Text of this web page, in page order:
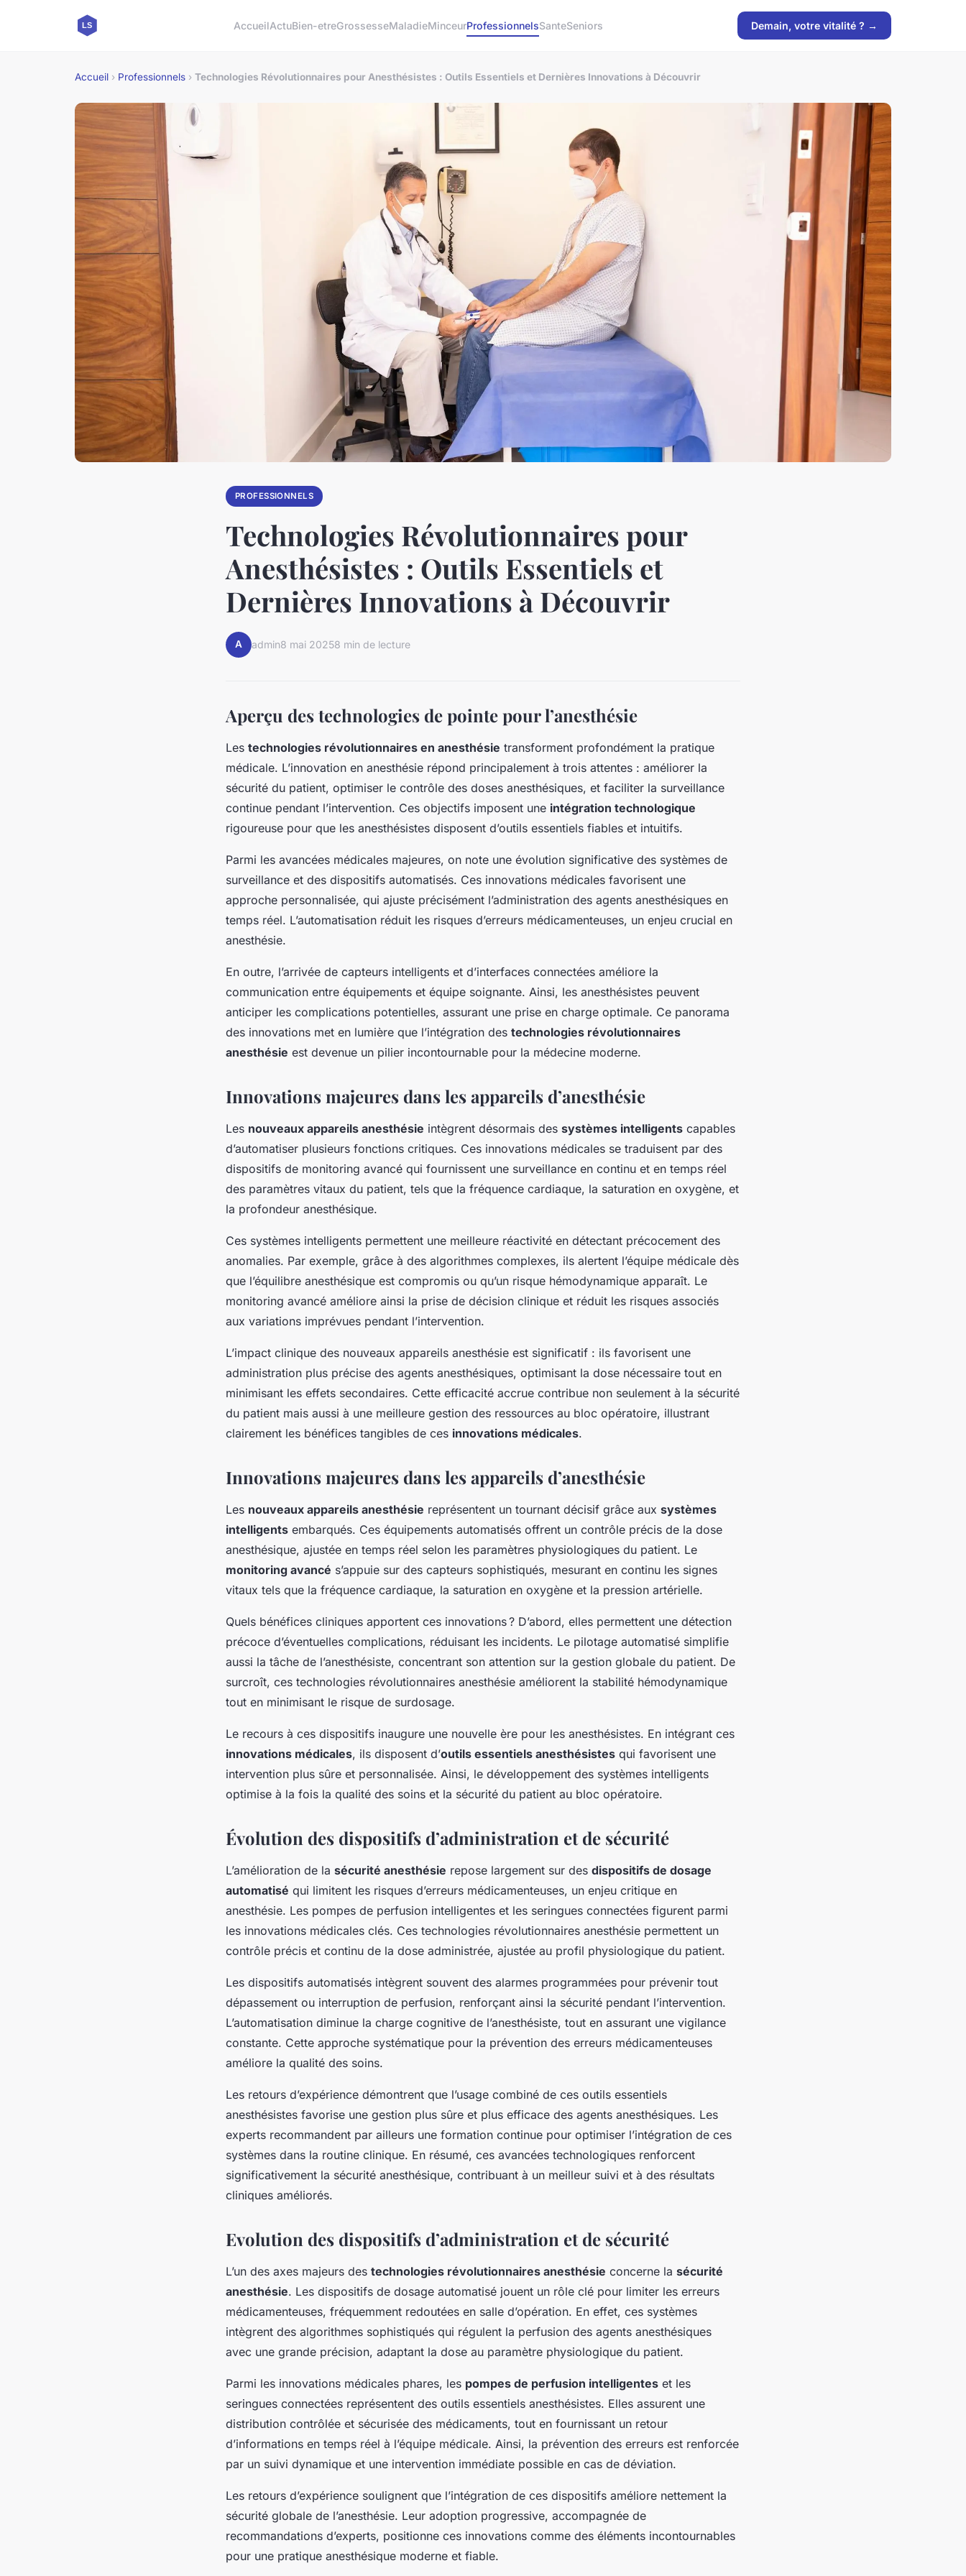
AccueilActuBien-etreGrossesseMaladieMinceurProfessionnelsSanteSeniors Demain, votre vitalité ? →
Accueil › Professionnels › Technologies Révolutionnaires pour Anesthésistes : Outils Essentiels et Dernières Innovations à Découvrir
PROFESSIONNELS
Technologies Révolutionnaires pour
Anesthésistes : Outils Essentiels et
Dernières Innovations à Découvrir
A admin8 mai 20258 min de lecture
Aperçu des technologies de pointe pour l’anesthésie
Les technologies révolutionnaires en anesthésie transforment profondément la pratique
médicale. L’innovation en anesthésie répond principalement à trois attentes : améliorer la
sécurité du patient, optimiser le contrôle des doses anesthésiques, et faciliter la surveillance
continue pendant l’intervention. Ces objectifs imposent une intégration technologique
rigoureuse pour que les anesthésistes disposent d’outils essentiels fiables et intuitifs.
Parmi les avancées médicales majeures, on note une évolution significative des systèmes de
surveillance et des dispositifs automatisés. Ces innovations médicales favorisent une
approche personnalisée, qui ajuste précisément l’administration des agents anesthésiques en
temps réel. L’automatisation réduit les risques d’erreurs médicamenteuses, un enjeu crucial en
anesthésie.
En outre, l’arrivée de capteurs intelligents et d’interfaces connectées améliore la
communication entre équipements et équipe soignante. Ainsi, les anesthésistes peuvent
anticiper les complications potentielles, assurant une prise en charge optimale. Ce panorama
des innovations met en lumière que l’intégration des technologies révolutionnaires
anesthésie est devenue un pilier incontournable pour la médecine moderne.
Innovations majeures dans les appareils d’anesthésie
Les nouveaux appareils anesthésie intègrent désormais des systèmes intelligents capables
d’automatiser plusieurs fonctions critiques. Ces innovations médicales se traduisent par des
dispositifs de monitoring avancé qui fournissent une surveillance en continu et en temps réel
des paramètres vitaux du patient, tels que la fréquence cardiaque, la saturation en oxygène, et
la profondeur anesthésique.
Ces systèmes intelligents permettent une meilleure réactivité en détectant précocement des
anomalies. Par exemple, grâce à des algorithmes complexes, ils alertent l’équipe médicale dès
que l’équilibre anesthésique est compromis ou qu’un risque hémodynamique apparaît. Le
monitoring avancé améliore ainsi la prise de décision clinique et réduit les risques associés
aux variations imprévues pendant l’intervention.
L’impact clinique des nouveaux appareils anesthésie est significatif : ils favorisent une
administration plus précise des agents anesthésiques, optimisant la dose nécessaire tout en
minimisant les effets secondaires. Cette efficacité accrue contribue non seulement à la sécurité
du patient mais aussi à une meilleure gestion des ressources au bloc opératoire, illustrant
clairement les bénéfices tangibles de ces innovations médicales.
Innovations majeures dans les appareils d’anesthésie
Les nouveaux appareils anesthésie représentent un tournant décisif grâce aux systèmes
intelligents embarqués. Ces équipements automatisés offrent un contrôle précis de la dose
anesthésique, ajustée en temps réel selon les paramètres physiologiques du patient. Le
monitoring avancé s’appuie sur des capteurs sophistiqués, mesurant en continu les signes
vitaux tels que la fréquence cardiaque, la saturation en oxygène et la pression artérielle.
Quels bénéfices cliniques apportent ces innovations ? D’abord, elles permettent une détection
précoce d’éventuelles complications, réduisant les incidents. Le pilotage automatisé simplifie
aussi la tâche de l’anesthésiste, concentrant son attention sur la gestion globale du patient. De
surcroît, ces technologies révolutionnaires anesthésie améliorent la stabilité hémodynamique
tout en minimisant le risque de surdosage.
Le recours à ces dispositifs inaugure une nouvelle ère pour les anesthésistes. En intégrant ces
innovations médicales, ils disposent d’outils essentiels anesthésistes qui favorisent une
intervention plus sûre et personnalisée. Ainsi, le développement des systèmes intelligents
optimise à la fois la qualité des soins et la sécurité du patient au bloc opératoire.
Évolution des dispositifs d’administration et de sécurité
L’amélioration de la sécurité anesthésie repose largement sur des dispositifs de dosage
automatisé qui limitent les risques d’erreurs médicamenteuses, un enjeu critique en
anesthésie. Les pompes de perfusion intelligentes et les seringues connectées figurent parmi
les innovations médicales clés. Ces technologies révolutionnaires anesthésie permettent un
contrôle précis et continu de la dose administrée, ajustée au profil physiologique du patient.
Les dispositifs automatisés intègrent souvent des alarmes programmées pour prévenir tout
dépassement ou interruption de perfusion, renforçant ainsi la sécurité pendant l’intervention.
L’automatisation diminue la charge cognitive de l’anesthésiste, tout en assurant une vigilance
constante. Cette approche systématique pour la prévention des erreurs médicamenteuses
améliore la qualité des soins.
Les retours d’expérience démontrent que l’usage combiné de ces outils essentiels
anesthésistes favorise une gestion plus sûre et plus efficace des agents anesthésiques. Les
experts recommandent par ailleurs une formation continue pour optimiser l’intégration de ces
systèmes dans la routine clinique. En résumé, ces avancées technologiques renforcent
significativement la sécurité anesthésique, contribuant à un meilleur suivi et à des résultats
cliniques améliorés.
Evolution des dispositifs d’administration et de sécurité
L’un des axes majeurs des technologies révolutionnaires anesthésie concerne la sécurité
anesthésie. Les dispositifs de dosage automatisé jouent un rôle clé pour limiter les erreurs
médicamenteuses, fréquemment redoutées en salle d’opération. En effet, ces systèmes
intègrent des algorithmes sophistiqués qui régulent la perfusion des agents anesthésiques
avec une grande précision, adaptant la dose au paramètre physiologique du patient.
Parmi les innovations médicales phares, les pompes de perfusion intelligentes et les
seringues connectées représentent des outils essentiels anesthésistes. Elles assurent une
distribution contrôlée et sécurisée des médicaments, tout en fournissant un retour
d’informations en temps réel à l’équipe médicale. Ainsi, la prévention des erreurs est renforcée
par un suivi dynamique et une intervention immédiate possible en cas de déviation.
Les retours d’expérience soulignent que l’intégration de ces dispositifs améliore nettement la
sécurité globale de l’anesthésie. Leur adoption progressive, accompagnée de
recommandations d’experts, positionne ces innovations comme des éléments incontournables
pour une pratique anesthésique moderne et fiable.